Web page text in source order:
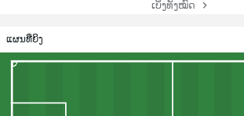
ເບິ່ງທັງໝົດ
ແຜນທີ່ຍິງ